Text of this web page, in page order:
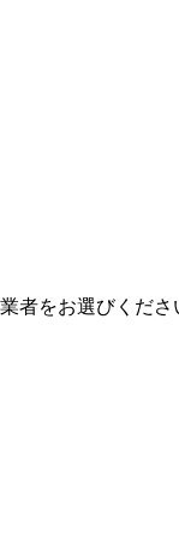
者をお選びくださ